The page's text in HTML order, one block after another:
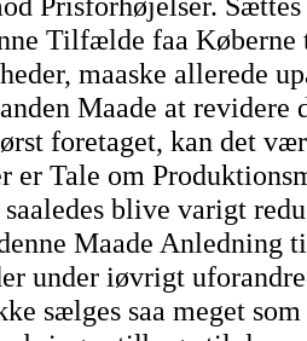
Tilfælde faa Køberne
maaske allerede
Maade at revidere
foretaget, kan det
er Tale om
blive varigt
Maade
under iøvrigt
sælges saa meget